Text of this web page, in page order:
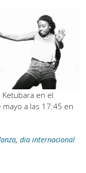
en el
a las 17:45 en
, dia internacional